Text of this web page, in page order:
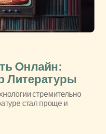
Онлайн:
Литературы
стремительно
стал проще и